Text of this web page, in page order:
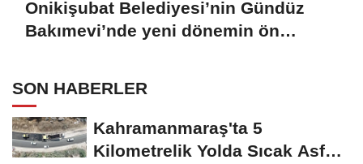
Onikişubat Belediyesi’nin Gündüz
Bakımevi’nde yeni dönemin ön
SON HABERLER
Kahramanmaraş'ta 5
Kilometrelik Yolda Sıcak Asfalt